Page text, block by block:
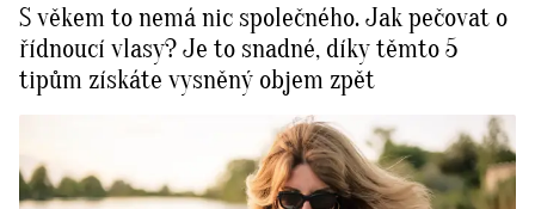
S věkem to nemá nic společného. Jak pečovat o
řídnoucí vlasy? Je to snadné, díky těmto 5
tipům získáte vysněný objem zpět